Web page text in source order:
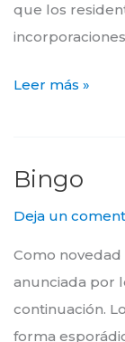
que los
Leer más »
Bingo
Deja un
Como
anunciada por
continuación.
forma
Bingo